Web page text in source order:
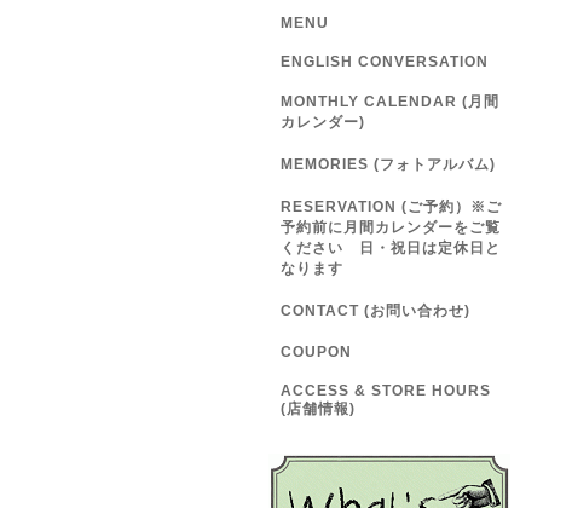
MENU
ENGLISH CONVERSATION
MONTHLY CALENDAR (月間
カレンダー)
MEMORIES (フォトアルバム)
RESERVATION (ご予約）※ご
予約前に月間カレンダーをご覧
ください 日・祝日は定休日と
なります
CONTACT (お問い合わせ)
COUPON
ACCESS & STORE HOURS
(店舗情報)